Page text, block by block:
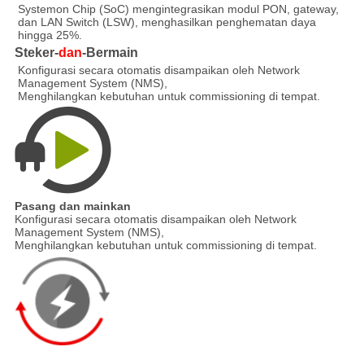
Systemon Chip (SoC) mengintegrasikan modul PON, gateway,
dan LAN Switch (LSW), menghasilkan penghematan daya
hingga 25%.
Steker-dan-Bermain
Konfigurasi secara otomatis disampaikan oleh Network
Management System (NMS),
Menghilangkan kebutuhan untuk commissioning di tempat.
Pasang dan mainkan
Konfigurasi secara otomatis disampaikan oleh Network
Management System (NMS),
Menghilangkan kebutuhan untuk commissioning di tempat.